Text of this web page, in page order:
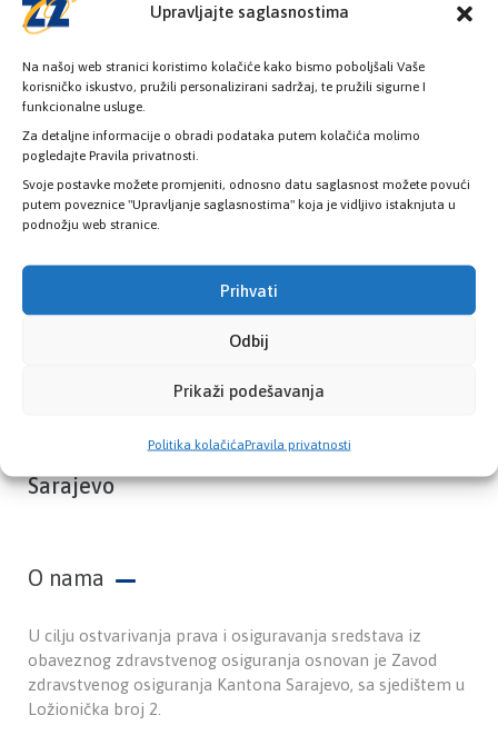
Upravljajte saglasnostima
Na našoj web stranici koristimo kolačiće kako bismo poboljšali Vaše
korisničko iskustvo, pružili personalizirani sadržaj, te pružili sigurne I
funkcionalne usluge.
Za detaljne informacije o obradi podataka putem kolačića molimo
pogledajte Pravila privatnosti.
Svoje postavke možete promjeniti, odnosno datu saglasnost možete povući
putem poveznice "Upravljanje saglasnostima" koja je vidljivo istaknjuta u
podnožju web stranice.
Prihvati
Odbij
Prikaži podešavanja
Politika kolačićaPravila privatnosti
Provjerite status vaše elektronske
zdravstvene kartice
PROVJERITE STATUS
Zavod zdravstvenog osiguranja Kantona
Sarajevo
O nama
U cilju ostvarivanja prava i osiguravanja sredstava iz
obaveznog zdravstvenog osiguranja osnovan je Zavod
zdravstvenog osiguranja Kantona Sarajevo, sa sjedištem u
Ložionička broj 2.